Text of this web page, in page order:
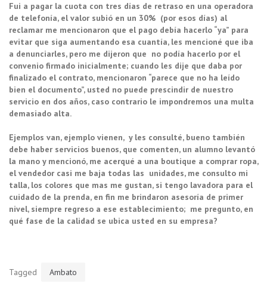
Fui a pagar la cuota con tres días de retraso en una operadora
de telefonía, el valor subió en un 30% (por esos días) al
reclamar me mencionaron que el pago debía hacerlo “ya” para
evitar que siga aumentando esa cuantía, les mencioné que iba
a denunciarles, pero me dijeron que no podía hacerlo por el
convenio firmado inicialmente; cuando les dije que daba por
finalizado el contrato, mencionaron “parece que no ha leído
bien el documento”, usted no puede prescindir de nuestro
servicio en dos años, caso contrario le impondremos una multa
demasiado alta.
Ejemplos van, ejemplo vienen, y les consulté, bueno también
debe haber servicios buenos, que comenten, un alumno levantó
la mano y mencionó, me acerqué a una boutique a comprar ropa,
el vendedor casi me baja todas las unidades, me consulto mi
talla, los colores que mas me gustan, si tengo lavadora para el
cuidado de la prenda, en fin me brindaron asesoría de primer
nivel, siempre regreso a ese establecimiento; me pregunto, en
qué fase de la calidad se ubica usted en su empresa?
Tagged Ambato